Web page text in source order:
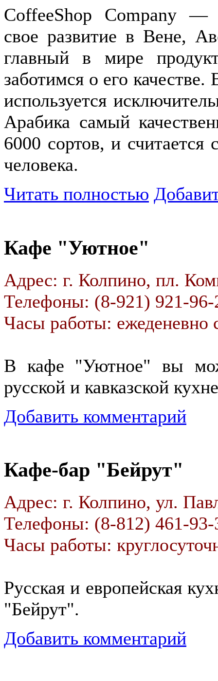
CoffeeShop Company —
свое развитие в Вене,
главный в мире
заботимся о его
используется
Арабика самый
6000 сортов, и
человека.
Читать полностью
Кафе "Уютное"
Адрес: г. Колпино, пл.
Телефоны: (8-921) 921-96-
Часы работы: ежеденевно
В кафе "Уютное" вы
русской и кавказской
Добавить комментарий
Кафе-бар "Бейрут"
Адрес: г. Колпино, ул.
Телефоны: (8-812) 461-93-
Часы работы:
Русская и европейская
"Бейрут".
Добавить комментарий